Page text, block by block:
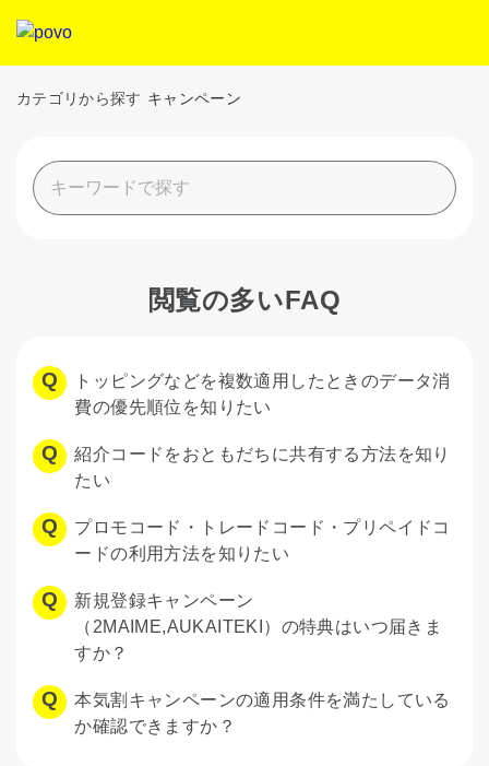
カテゴリから探す キャンペーン
閲覧の多いFAQ
トッピングなどを複数適用したときのデータ消
費の優先順位を知りたい
紹介コードをおともだちに共有する方法を知り
たい
プロモコード・トレードコード・プリペイドコ
ードの利用方法を知りたい
新規登録キャンペーン
（2MAIME,AUKAITEKI）の特典はいつ届きま
すか？
本気割キャンペーンの適用条件を満たしている
か確認できますか？